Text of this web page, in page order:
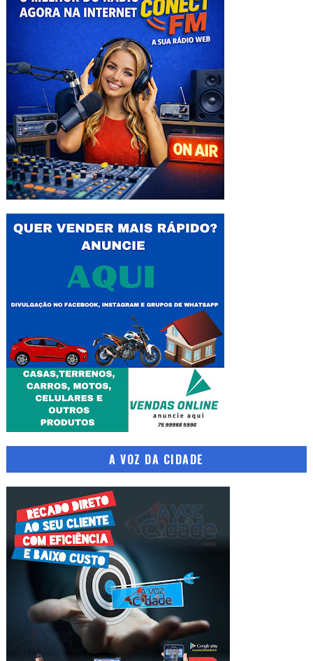
A VOZ DA CIDADE